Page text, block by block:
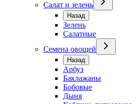
Салат и зелень
Назад
Зелень
Салатные
Семена овощей
Назад
Арбуз
Баклажаны
Бобовые
Дыня